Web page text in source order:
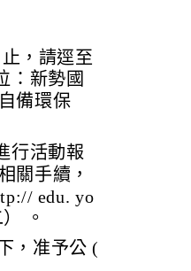
，請逕至
：新勢國
備環保
行活動報
關手續，
edu. yo
。
，准予公 (